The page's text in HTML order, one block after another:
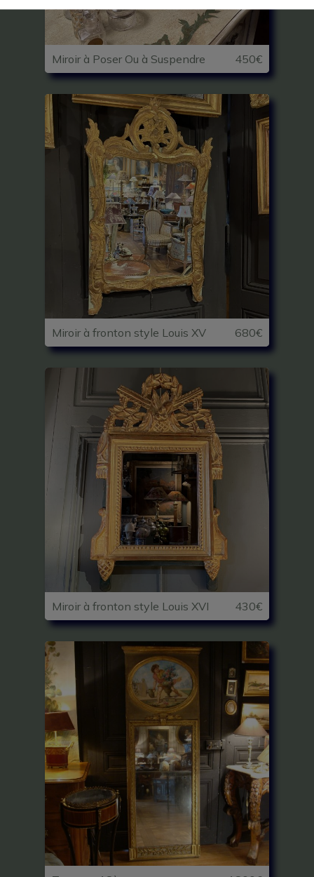
Miroir à Poser Ou à Suspendre 450€
Miroir à fronton style Louis XV 680€
Miroir à fronton style Louis XVI 430€